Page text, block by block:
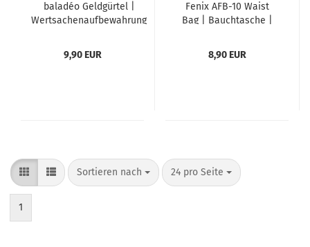
baladéo Geldgürtel |
Wertsachenaufbewahrung
9,90 EUR
Fenix AFB-10 Waist
Bag | Bauchtasche |
8,90 EUR
Sortieren nach
Sortieren nach 24 pro Seite
pro Seite
1